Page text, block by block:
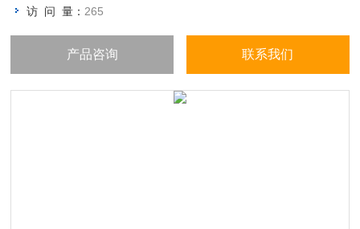
访 问 量： 265
产品咨询 联系我们